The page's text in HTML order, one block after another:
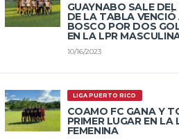
GUAYNABO SALE
DE LA TABLA VENCIÓ
BOSCO POR DOS
EN LA LPR
10/16/2023
LIGA PUERTO RICO
COAMO FC GANA Y
PRIMER LUGAR EN LA
FEMENINA